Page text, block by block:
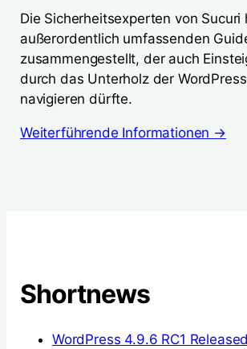
Die Sicherheitsexperten von Sucuri
außerordentlich umfassenden
zusammengestellt, der auch
durch das Unterholz der
navigieren dürfte.
Weiterführende Informationen →
Shortnews
WordPress 4.9.6 RC1 Released